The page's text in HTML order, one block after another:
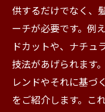
供するだけでなく、
ーチが必要です。例
ドカットや、ナチュ
技法があげられます
レンドやそれに基づ
をご紹介します。こ